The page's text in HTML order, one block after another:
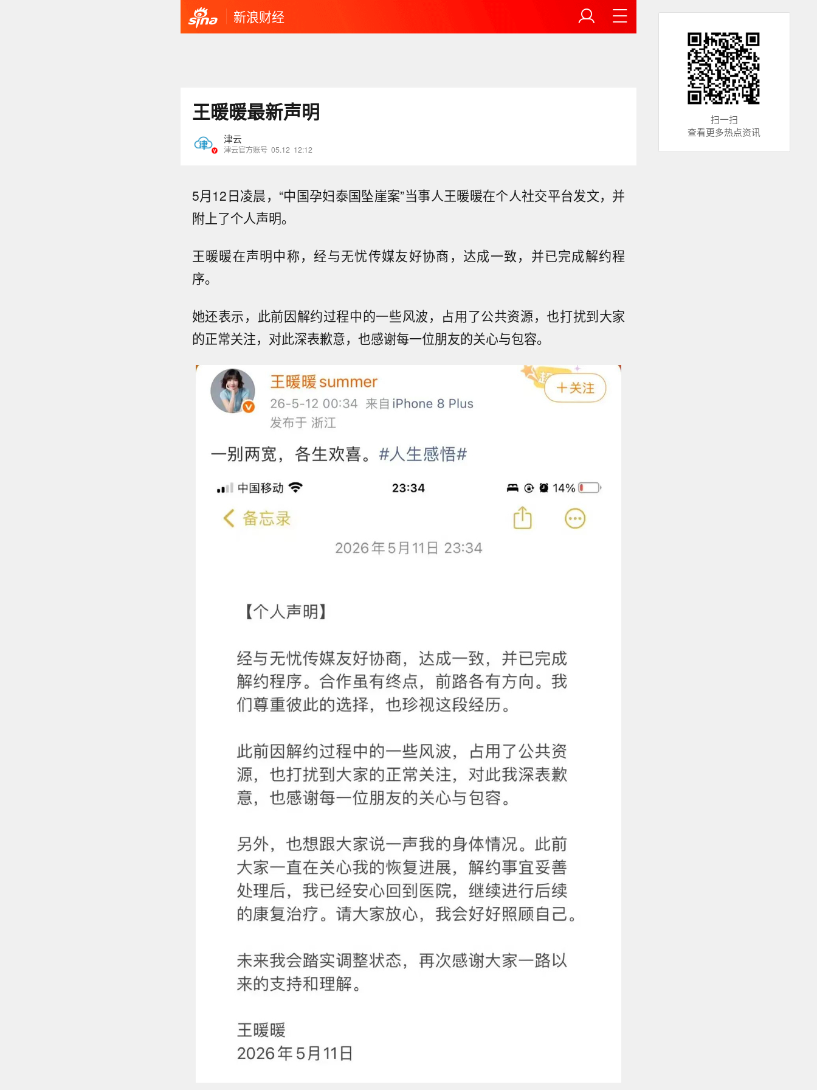
新浪财经
王暖暖最新声明
津云
津云官方账号 05.12 12:12
5月12日凌晨，“中国孕妇泰国坠崖案”当事人王暖暖在个人社交平台发文，并
附上了个人声明。
王暖暖在声明中称，经与无忧传媒友好协商，达成一致，并已完成解约程
序。
她还表示，此前因解约过程中的一些风波，占用了公共资源，也打扰到大家
的正常关注，对此深表歉意，也感谢每一位朋友的关心与包容。
洲际交易所英国 9 月天然气期货结算价为 136.91 便士 / 热姆。
花旗：若中东局势再度升级，且霍尔木兹海峡航运长期受阻，TTF天然
扫一扫
查看更多热点资讯